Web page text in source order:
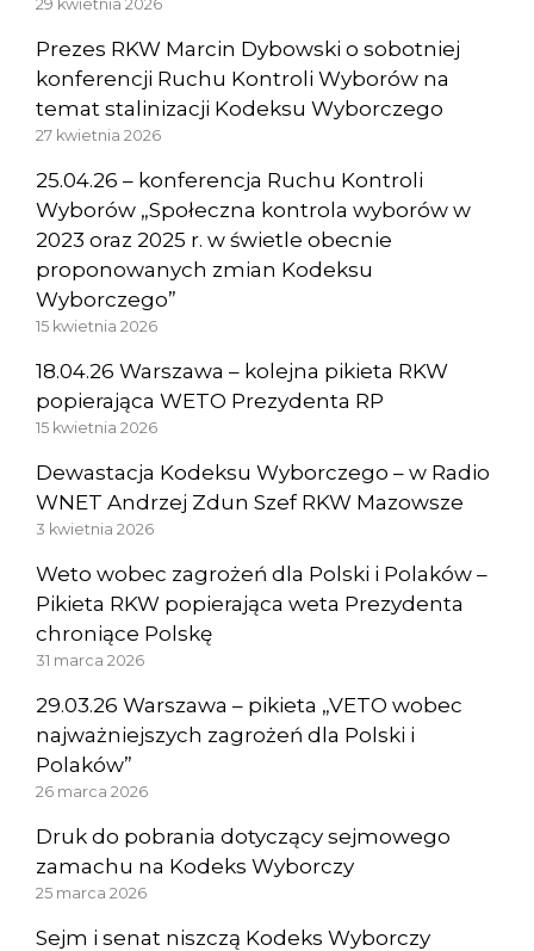
29 kwietnia 2026
Prezes RKW Marcin Dybowski o sobotniej
konferencji Ruchu Kontroli Wyborów na
temat stalinizacji Kodeksu Wyborczego
27 kwietnia 2026
25.04.26 – konferencja Ruchu Kontroli
Wyborów „Społeczna kontrola wyborów w
2023 oraz 2025 r. w świetle obecnie
proponowanych zmian Kodeksu
Wyborczego”
15 kwietnia 2026
18.04.26 Warszawa – kolejna pikieta RKW
popierająca WETO Prezydenta RP
15 kwietnia 2026
Dewastacja Kodeksu Wyborczego – w Radio
WNET Andrzej Zdun Szef RKW Mazowsze
3 kwietnia 2026
Weto wobec zagrożeń dla Polski i Polaków –
Pikieta RKW popierająca weta Prezydenta
chroniące Polskę
31 marca 2026
29.03.26 Warszawa – pikieta „VETO wobec
najważniejszych zagrożeń dla Polski i
Polaków”
26 marca 2026
Druk do pobrania dotyczący sejmowego
zamachu na Kodeks Wyborczy
25 marca 2026
Sejm i senat niszczą Kodeks Wyborczy